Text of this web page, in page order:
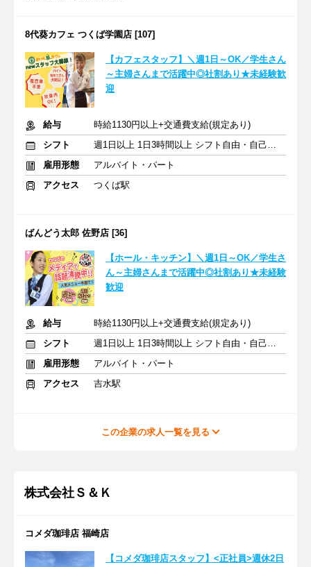
8代葵カフェ つくば学園店 [107]
【カフェスタッフ】＼週1日～OK／学生さん
～主婦さんまで活躍中◎社割あり★未経験歓
迎
給与
時給1130円以上+交通費支給(規定あり)
シフト
週1日以上 1日3時間以上 シフト自由・自己申告
雇用形態
アルバイト・パート
アクセス
つくば駅
ばんどう太郎 佐野店 [36]
【ホール・キッチン】＼週1日～OK／学生さ
ん～主婦さんまで活躍中◎社割あり★未経験
歓迎
給与
時給1130円以上+交通費支給(規定あり)
シフト
週1日以上 1日3時間以上 シフト自由・自己申告
雇用形態
アルバイト・パート
アクセス
吉水駅
この企業の求人一覧を見る
株式会社Ｓ＆Ｋ
コメダ珈琲店 福崎店
【コメダ珈琲店スタッフ】<正社員>週休2日